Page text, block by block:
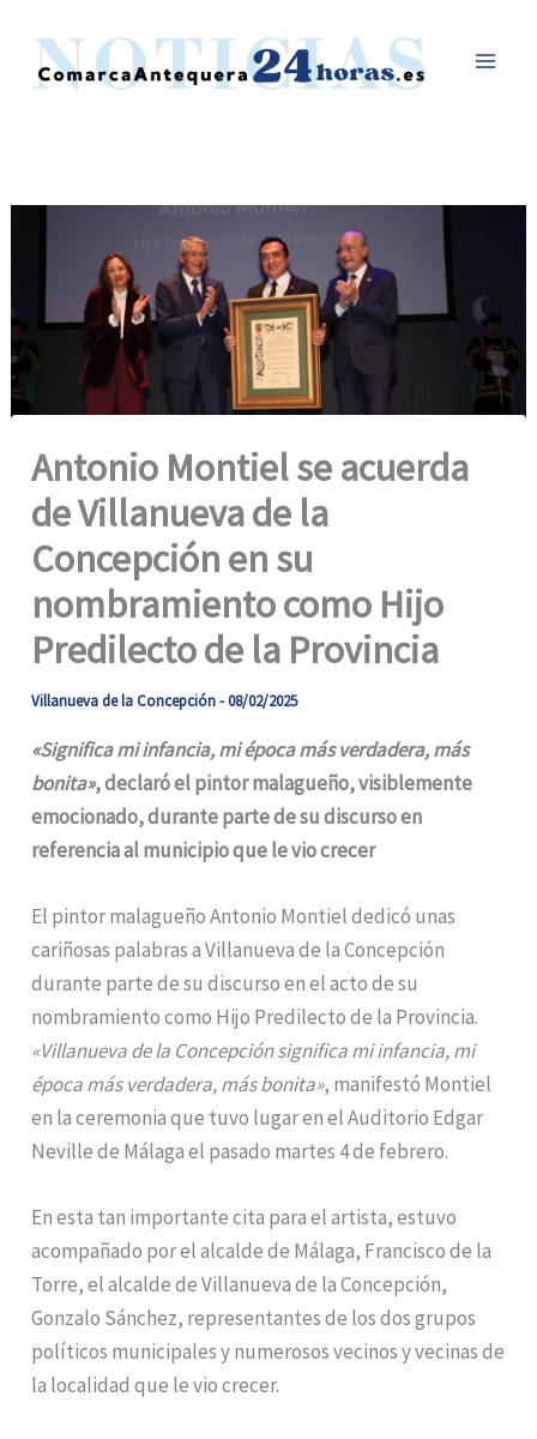
contenido
Antonio Montiel se acuerda
de Villanueva de la
Concepción en su
nombramiento como Hijo
Predilecto de la Provincia
Villanueva de la Concepción-08/02/2025
«Significa mi infancia, mi época más verdadera, más
bonita», declaró el pintor malagueño, visiblemente
emocionado, durante parte de su discurso en
referencia al municipio que le vio crecer
El pintor malagueño Antonio Montiel dedicó unas
cariñosas palabras a Villanueva de la Concepción
durante parte de su discurso en el acto de su
nombramiento como Hijo Predilecto de la Provincia.
«Villanueva de la Concepción significa mi infancia, mi
época más verdadera, más bonita», manifestó Montiel
en la ceremonia que tuvo lugar en el Auditorio Edgar
Neville de Málaga el pasado martes 4 de febrero.
En esta tan importante cita para el artista, estuvo
acompañado por el alcalde de Málaga, Francisco de la
Torre, el alcalde de Villanueva de la Concepción,
Gonzalo Sánchez, representantes de los dos grupos
políticos municipales y numerosos vecinos y vecinas de
la localidad que le vio crecer.